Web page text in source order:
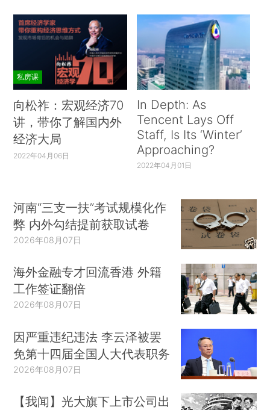
私房课
向松祚：宏观经济70
讲，带你了解国内外
经济大局
2022年04月06日
In Depth: As
Tencent Lays Off
Staff, Is Its ‘Winter’
Approaching?
2022年04月01日
河南“三支一扶”考试规模化作
弊 内外勾结提前获取试卷
2026年08月07日
海外金融专才回流香港 外籍
工作签证翻倍
2026年08月07日
因严重违纪违法 李云泽被罢
免第十四届全国人大代表职务
2026年08月07日
【我闻】光大旗下上市公司出